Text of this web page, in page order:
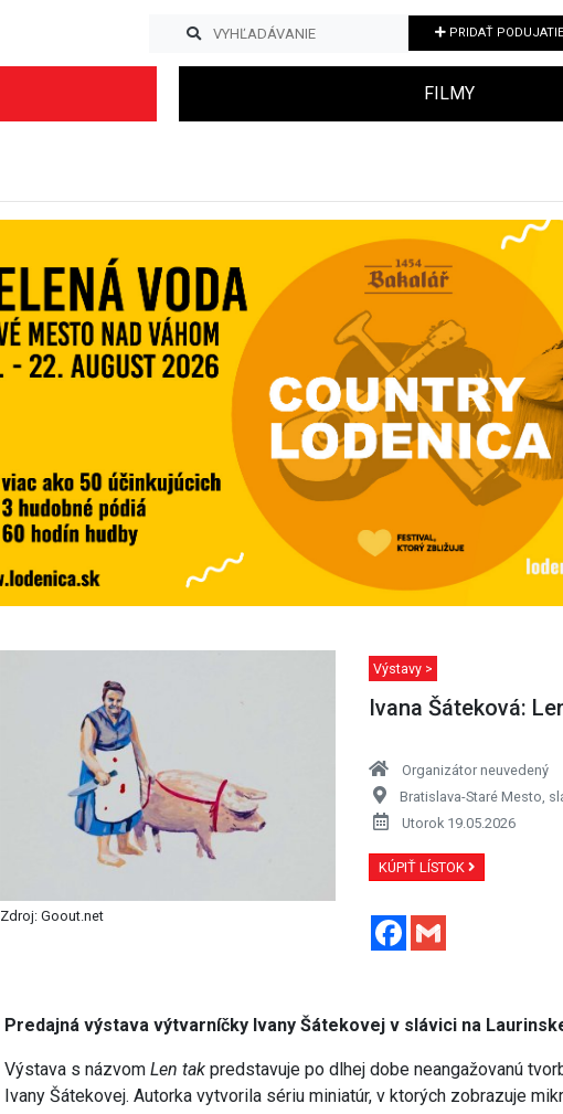
PRIDAŤ PODUJATIE
FILMY
Zdroj: Goout.net
Výstavy >
Ivana Šáteková:
Organizátor neuvedený
Bratislava-Staré Mesto,
Utorok 19.05.2026
KÚPIŤ LÍSTOK
Facebook
Predajná výstava výtvarníčky Ivany Šátekovej v slávici na
Výstava s názvomLen tak predstavuje po dlhej dobe neangažovanú
Ivany Šátekovej. Autorka vytvorila sériu miniatúr, v ktorých zobrazuje